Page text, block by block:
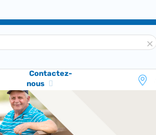
Contactez-
nous